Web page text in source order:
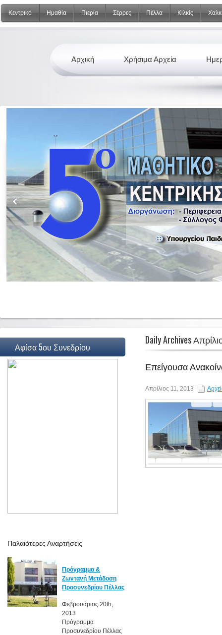
Κεντρικό Ημαθία Πιερία Σέρρες Πέλλα Κιλκίς
Αρχική Χρήσιμα Αρχεία
Αφίσα 5ου Συνεδρίου
Παλαιότερες Αναρτήσεις
Πρόγραμμα &
Ζωντανή Μετάδοση
Προσυνεδρίου Πέλλας
Φεβρουάριος 20th,
2013
Πρόγραμμα
Προσυνεδρίου Πέλλας
Daily Archives
Επείγουσα
Απρίλιος 11, 2013